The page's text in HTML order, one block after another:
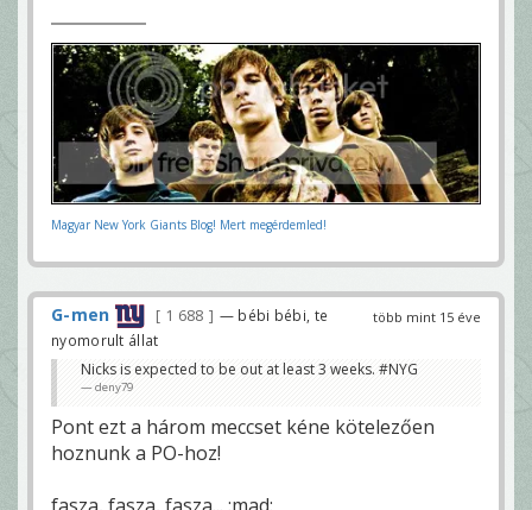
Magyar New York Giants Blog! Mert megérdemled!
több mint 15 éve
G-men 1 688
— bébi bébi, te
nyomorult állat
Nicks is expected to be out at least 3 weeks. #NYG
deny79
Pont ezt a három meccset kéne kötelezően
hoznunk a PO-hoz!